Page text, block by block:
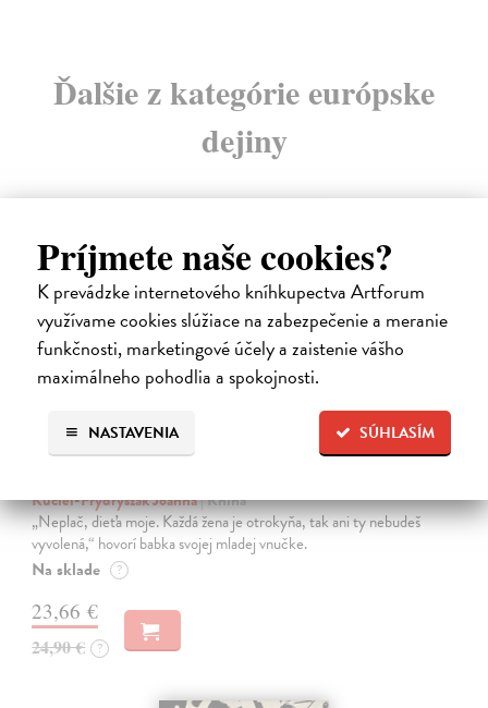
Príjmete naše cookies?
K prevádzke internetového kníhkupectva Artforum
využívame cookies slúžiace na zabezpečenie a meranie
funkčnosti, marketingové účely a zaistenie vášho
maximálneho pohodlia a spokojnosti.
SÚHLASÍM
NASTAVENIA
Ďalšie z kategórie európske
dejiny
Kuciel-Frydryszak Joanna| Kniha
„Neplač, dieťa moje. Každá žena je otrokyňa, tak ani ty nebudeš
vyvolená,“ hovorí babka svojej mladej vnučke.
Na sklade ?
23,66 €
24,90 € ?